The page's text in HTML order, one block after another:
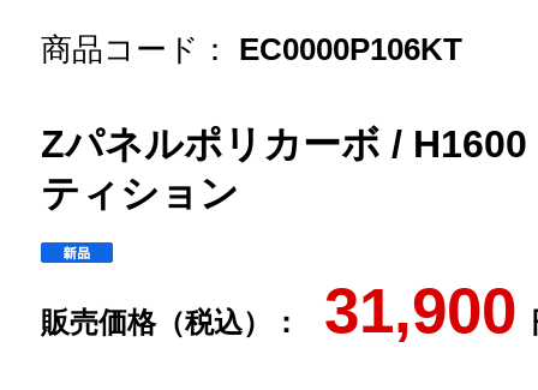
商品コード： EC0000P106KT
Zパネルポリカーボ /
ティション
販売価格（税込）： 31,900